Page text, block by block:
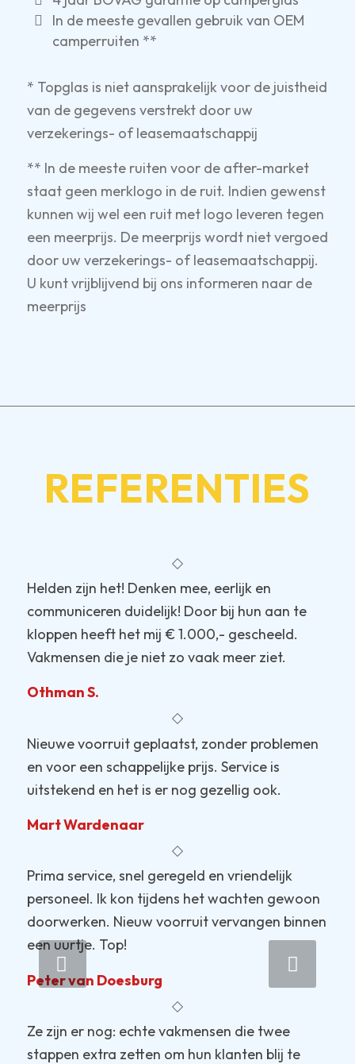
In de meeste gevallen gebruik van OEM
camperruiten **
* Topglas is niet aansprakelijk voor de juistheid
van de gegevens verstrekt door uw
verzekerings- of leasemaatschappij
** In de meeste ruiten voor de after-market
staat geen merklogo in de ruit. Indien gewenst
kunnen wij wel een ruit met logo leveren tegen
een meerprijs. De meerprijs wordt niet vergoed
door uw verzekerings- of leasemaatschappij.
U kunt vrijblijvend bij ons informeren naar de
meerprijs
REFERENTIES
Helden zijn het! Denken mee, eerlijk en
communiceren duidelijk! Door bij hun aan te
kloppen heeft het mij € 1.000,- gescheeld.
Vakmensen die je niet zo vaak meer ziet.
Othman S.
Nieuwe voorruit geplaatst, zonder problemen
en voor een schappelijke prijs. Service is
uitstekend en het is er nog gezellig ook.
Mart Wardenaar
Prima service, snel geregeld en vriendelijk
personeel. Ik kon tijdens het wachten gewoon
doorwerken. Nieuw voorruit vervangen binnen
een uurtje. Top!
Peter van Doesburg
Ze zijn er nog: echte vakmensen die twee
stappen extra zetten om hun klanten blij te